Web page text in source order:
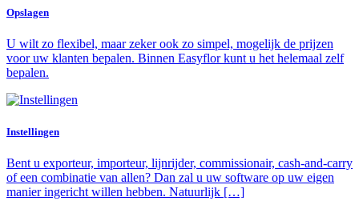
Opslagen
U wilt zo flexibel, maar zeker ook zo simpel, mogelijk de prijzen
voor uw klanten bepalen. Binnen Easyflor kunt u het helemaal zelf
bepalen.
Instellingen
Bent u exporteur, importeur, lijnrijder, commissionair, cash-and-carry
of een combinatie van allen? Dan zal u uw software op uw eigen
manier ingericht willen hebben. Natuurlijk […]